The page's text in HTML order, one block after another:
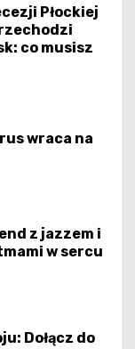
Płockiej
co musisz
wraca na
z jazzem i
w sercu
Dołącz do